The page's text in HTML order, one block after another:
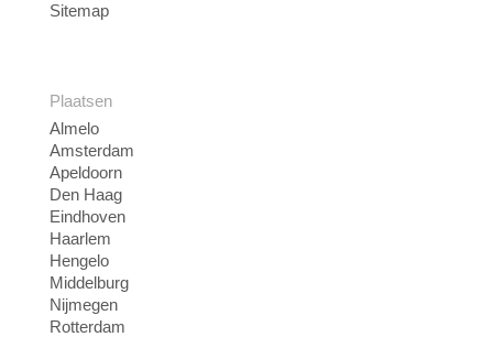
Sitemap
Plaatsen
Almelo
Amsterdam
Apeldoorn
Den Haag
Eindhoven
Haarlem
Hengelo
Middelburg
Nijmegen
Rotterdam